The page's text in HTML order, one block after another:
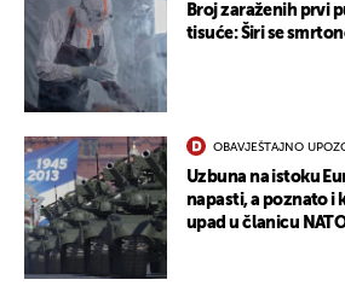
Broj zaraženih prvi
tisuće: Širi se
OBAVJEŠTAJNO
Uzbuna na istoku
napasti, a poznato i
upad u članicu